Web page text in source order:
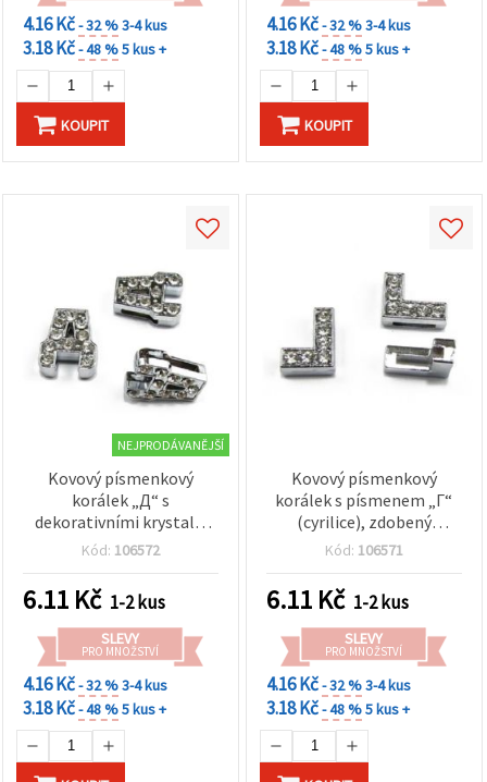
4.16 Kč- 32 %3-4 kus
3.18 Kč- 48 %5 kus +
KOUPIT
4.16 Kč- 32 %3-4 kus
3.18 Kč- 48 %5 kus +
KOUPIT
NEJPRODÁVANĚJŠÍ
Kovový písmenkový
korálek „Д“ s
dekorativními krystaly,
komponent pro výrobu
ve stříbrné barvě
Kód: 106572
6.11 Kč 1-2 kus
SLEVY
PRO MNOŽSTVÍ
4.16 Kč- 32 %3-4 kus
3.18 Kč- 48 %5 kus +
Kovový písmenkový
korálek s písmenem „Г“
(cyrilice), zdobený
drobnými krystalky, zlatá
bižuterní komponent pro
navlékání
Kód: 106571
6.11 Kč 1-2 kus
SLEVY
PRO MNOŽSTVÍ
4.16 Kč- 32 %3-4 kus
3.18 Kč- 48 %5 kus +